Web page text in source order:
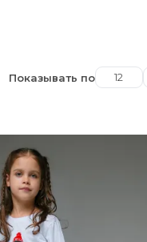
Показывать по 12